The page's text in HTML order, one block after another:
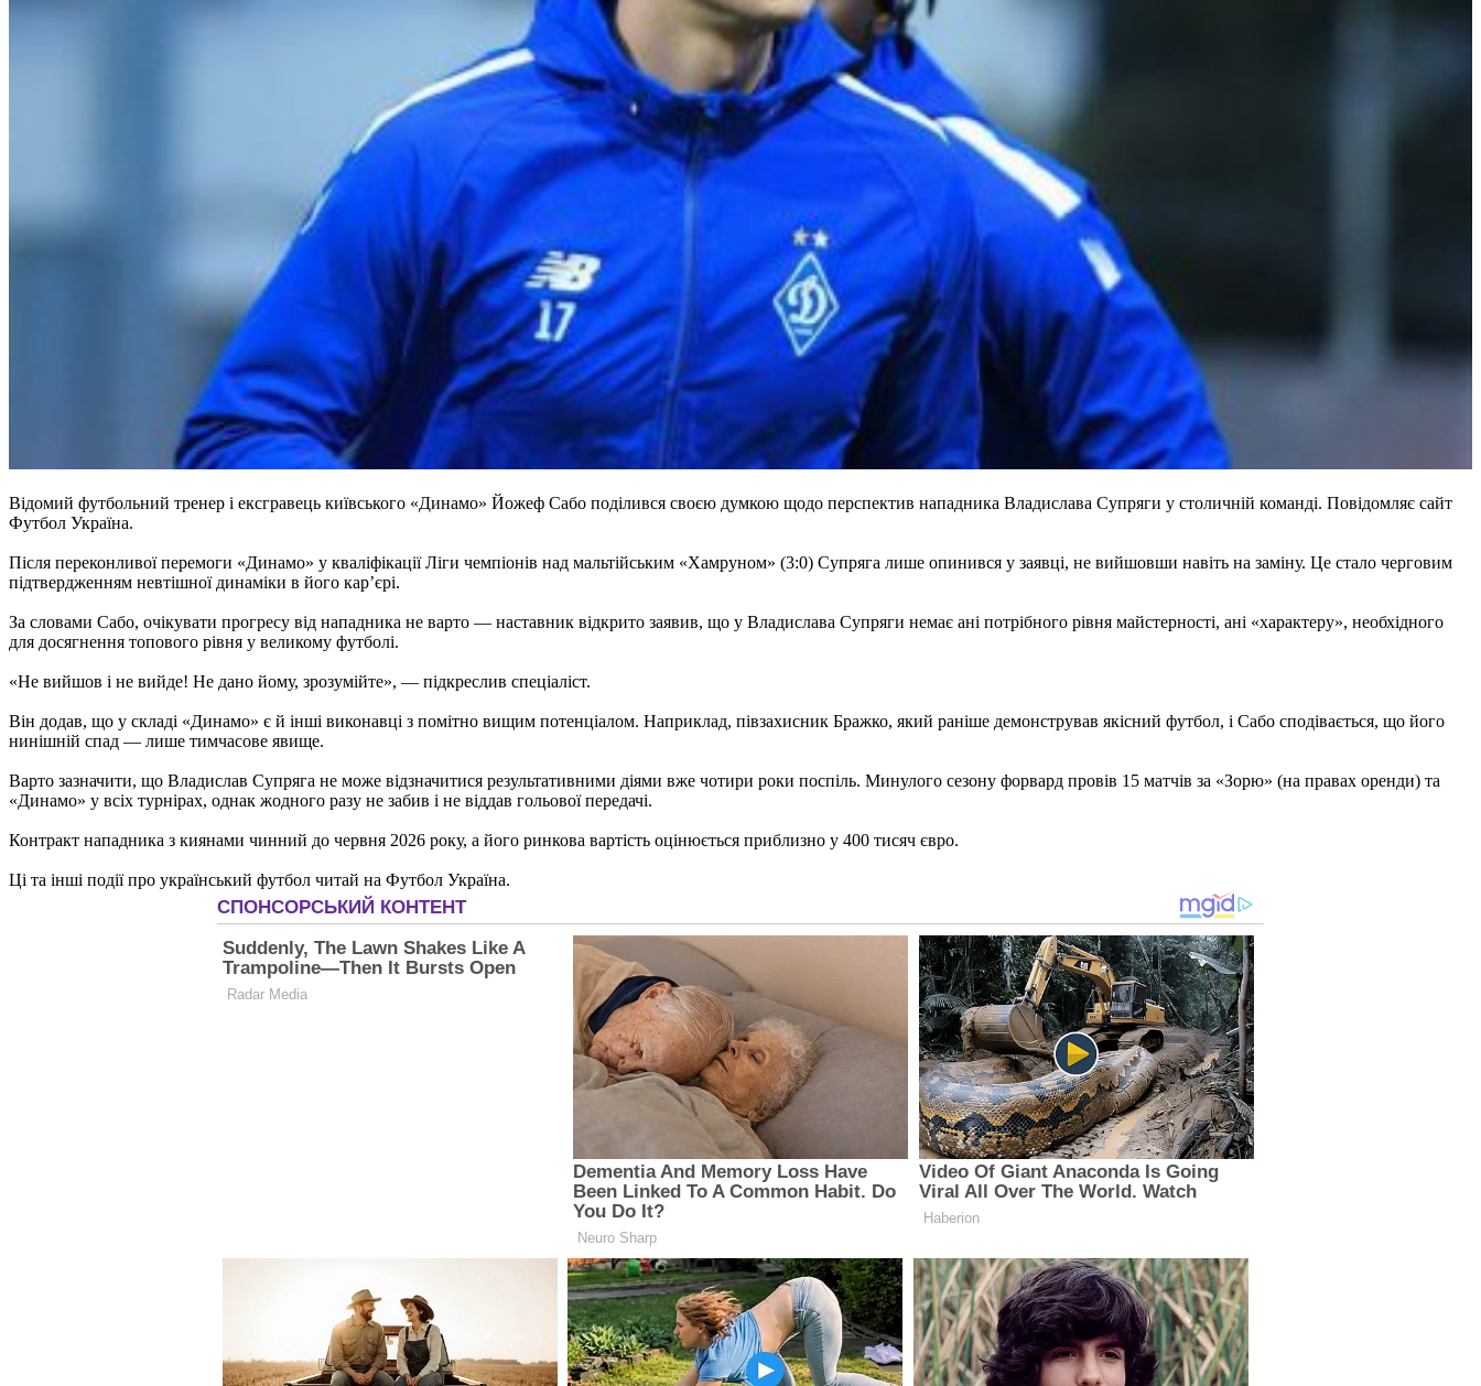
Відомий футбольний тренер і ексгравець київського «Динамо» Йожеф Сабо поділився своєю думкою щодо перспектив нападника Владислава Супряги у столичній команді. Повідомляє сайт
Футбол Україна.
Після переконливої перемоги «Динамо» у кваліфікації Ліги чемпіонів над мальтійським «Хамруном» (3:0) Супряга лише опинився у заявці, не вийшовши навіть на заміну. Це стало черговим
підтвердженням невтішної динаміки в його кар’єрі.
За словами Сабо, очікувати прогресу від нападника не варто — наставник відкрито заявив, що у Владислава Супряги немає ані потрібного рівня майстерності, ані «характеру», необхідного
для досягнення топового рівня у великому футболі.
«Не вийшов і не вийде! Не дано йому, зрозумійте», — підкреслив спеціаліст.
Він додав, що у складі «Динамо» є й інші виконавці з помітно вищим потенціалом. Наприклад, півзахисник Бражко, який раніше демонстрував якісний футбол, і Сабо сподівається, що його
нинішній спад — лише тимчасове явище.
Варто зазначити, що Владислав Супряга не може відзначитися результативними діями вже чотири роки поспіль. Минулого сезону форвард провів 15 матчів за «Зорю» (на правах оренди) та
«Динамо» у всіх турнірах, однак жодного разу не забив і не віддав гольової передачі.
Контракт нападника з киянами чинний до червня 2026 року, а його ринкова вартість оцінюється приблизно у 400 тисяч євро.
Ці та інші події про український футбол читай на Футбол Україна.